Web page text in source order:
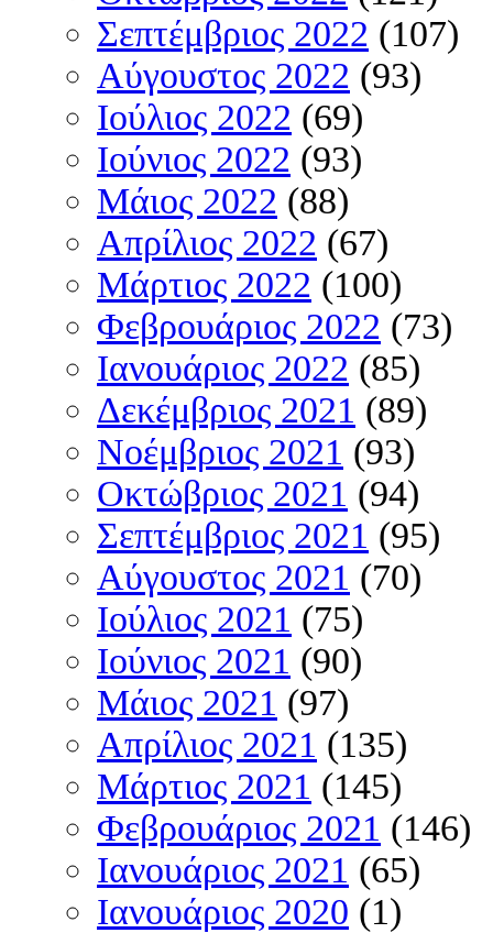
Σεπτέμβριος 2022 (107)
Αύγουστος 2022 (93)
Ιούλιος 2022 (69)
Ιούνιος 2022 (93)
Μάιος 2022 (88)
Απρίλιος 2022 (67)
Μάρτιος 2022 (100)
Φεβρουάριος 2022 (73)
Ιανουάριος 2022 (85)
Δεκέμβριος 2021 (89)
Νοέμβριος 2021 (93)
Οκτώβριος 2021 (94)
Σεπτέμβριος 2021 (95)
Αύγουστος 2021 (70)
Ιούλιος 2021 (75)
Ιούνιος 2021 (90)
Μάιος 2021 (97)
Απρίλιος 2021 (135)
Μάρτιος 2021 (145)
Φεβρουάριος 2021 (146)
Ιανουάριος 2021 (65)
Ιανουάριος 2020 (1)